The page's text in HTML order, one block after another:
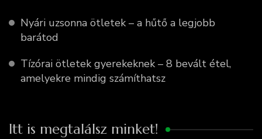
Nyári uzsonna ötletek – a hűtő a legjobb
barátod
Tízórai ötletek gyerekeknek – 8 bevált étel,
amelyekre mindig számíthatsz
Itt is megtalálsz minket!